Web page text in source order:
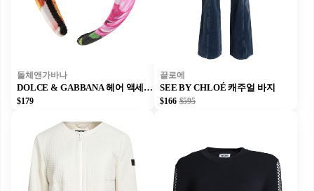
돌체앤가바나
DOLCE & GABBANA 헤어 액세서리
$179
끌로에
SEE BY CHLOÉ 캐주얼 바지
$166 $595